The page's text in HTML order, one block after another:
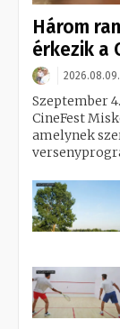
Három
érkezik a
2026.08.09.
Szeptember
CineFest
amelynek